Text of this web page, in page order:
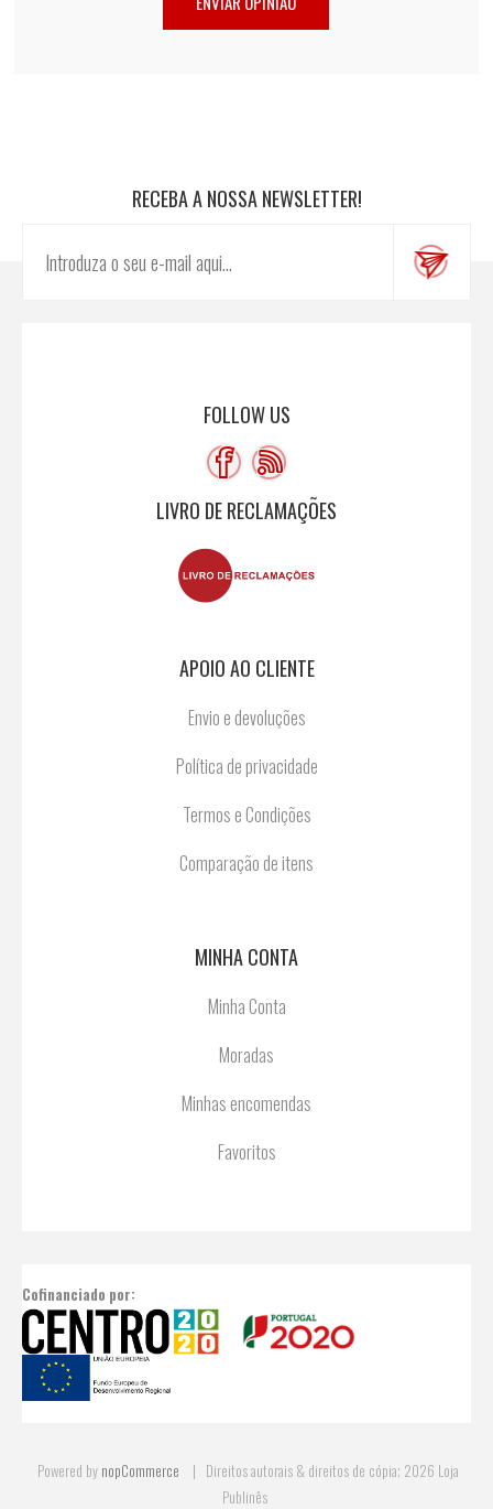
RECEBA A NOSSA NEWSLETTER!
FOLLOW US
LIVRO DE RECLAMAÇÕES
APOIO AO CLIENTE
Envio e devoluções
Política de privacidade
Termos e Condições
Comparação de itens
MINHA CONTA
Minha Conta
Moradas
Minhas encomendas
Favoritos
Cofinanciado por:
Powered by nopCommerce
Direitos autorais & direitos de cópia; 2026 Loja
Publinês